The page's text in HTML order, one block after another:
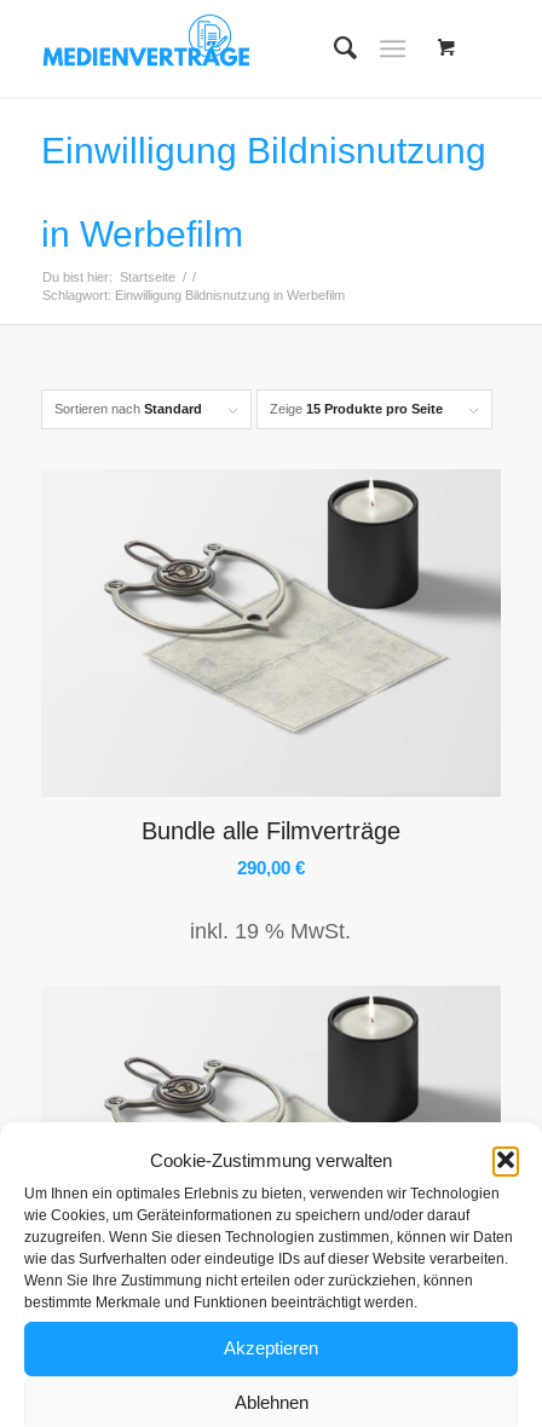
Cookie-Zustimmung verwalten
Um Ihnen ein optimales Erlebnis zu bieten, verwenden wir Technologien
wie Cookies, um Geräteinformationen zu speichern und/oder darauf
zuzugreifen. Wenn Sie diesen Technologien zustimmen, können wir Daten
wie das Surfverhalten oder eindeutige IDs auf dieser Website verarbeiten.
Wenn Sie Ihre Zustimmung nicht erteilen oder zurückziehen, können
bestimmte Merkmale und Funktionen beeinträchtigt werden.
Akzeptieren
Ablehnen
Einwilligung Bildnisnutzung
in Werbefilm
Du bist hier: Startseite / /
Schlagwort: Einwilligung Bildnisnutzung in Werbefilm
Sortieren nach Standard Zeige 15 Produkte pro Seite
Bundle alle Filmverträge
290,00 €
inkl. 19 % MwSt.
Bundle alle Produktionsverträge